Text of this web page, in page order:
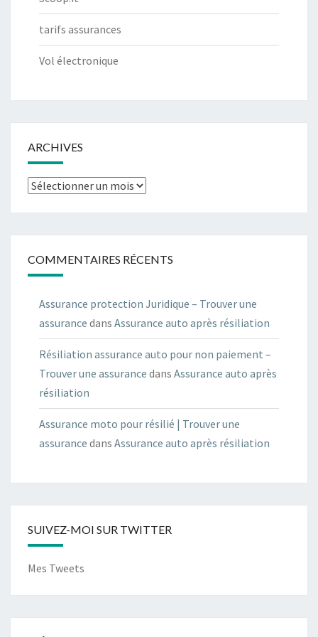
tarifs assurances
Vol électronique
ARCHIVES
Archives
COMMENTAIRES RÉCENTS
Assurance protection Juridique – Trouver une
assurance dans Assurance auto après résiliation
Résiliation assurance auto pour non paiement –
Trouver une assurance dans Assurance auto après
résiliation
Assurance moto pour résilié | Trouver une
assurance dans Assurance auto après résiliation
SUIVEZ-MOI SUR TWITTER
Mes Tweets